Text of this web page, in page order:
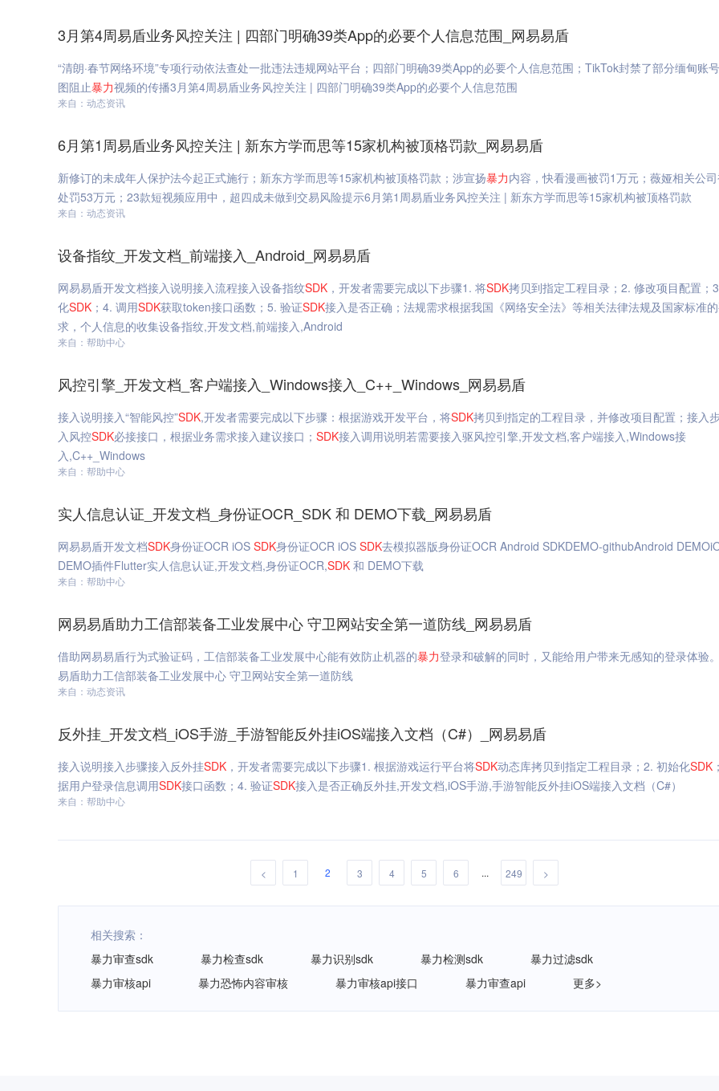
3月第4周易盾业务风控关注 | 四部门明确39类App的必要个人信息范围_网易易盾
“清朗·春节网络环境”专项行动依法查处一批违法违规网站平台；四部门明确39类App的必要个人信息范围；TikTok封禁了部分缅甸账
图阻止暴力视频的传播3月第4周易盾业务风控关注 | 四部门明确39类App的必要个人信息范围
来自：动态资讯
6月第1周易盾业务风控关注 | 新东方学而思等15家机构被顶格罚款_网易易盾
新修订的未成年人保护法今起正式施行；新东方学而思等15家机构被顶格罚款；涉宣扬暴力内容，快看漫画被罚1万元；薇娅相关公
处罚53万元；23款短视频应用中，超四成未做到交易风险提示6月第1周易盾业务风控关注 | 新东方学而思等15家机构被顶格罚款
来自：动态资讯
设备指纹_开发文档_前端接入_Android_网易易盾
网易易盾开发文档接入说明接入流程接入设备指纹SDK ，开发者需要完成以下步骤1. 将SDK拷贝到指定工程目录；2. 修改项目配置；
化SDK ；4. 调用SDK获取token接口函数；5. 验证SDK接入是否正确；法规需求根据我国《网络安全法》等相关法律法规及国家标准
求，个人信息的收集设备指纹,开发文档,前端接入,Android
来自：帮助中心
风控引擎_开发文档_客户端接入_Windows接入_C++_Windows_网易易盾
接入说明接入“智能风控”SDK,开发者需要完成以下步骤：根据游戏开发平台，将SDK拷贝到指定的工程目录，并修改项目配置；接入
入风控SDK必接接口，根据业务需求接入建议接口； SDK接入调用说明若需要接入驱风控引擎,开发文档,客户端接入,Windows接
入,C++_Windows
来自：帮助中心
实人信息认证_开发文档_身份证OCR_SDK 和 DEMO下载_网易易盾
网易易盾开发文档SDK身份证OCR iOS SDK身份证OCR iOS SDK去模拟器版身份证OCR Android SDKDEMO-githubAndroid
DEMO插件Flutter实人信息认证,开发文档,身份证OCR,SDK 和 DEMO下载
来自：帮助中心
网易易盾助力工信部装备工业发展中心 守卫网站安全第一道防线_网易易盾
借助网易易盾行为式验证码，工信部装备工业发展中心能有效防止机器的暴力登录和破解的同时，又能给用户带来无感知的登录体验
易盾助力工信部装备工业发展中心 守卫网站安全第一道防线
来自：动态资讯
反外挂_开发文档_iOS手游_手游智能反外挂iOS端接入文档（C#）_网易易盾
接入说明接入步骤接入反外挂SDK ，开发者需要完成以下步骤1. 根据游戏运行平台将SDK动态库拷贝到指定工程目录；2. 初始化SDK
据用户登录信息调用SDK接口函数；4. 验证SDK接入是否正确反外挂,开发文档,iOS手游,手游智能反外挂iOS端接入文档（C#）
来自：帮助中心
< 1 2 3 4 5 6 ... 249 >
相关搜索：
暴力审查sdk
暴力检查sdk 暴力识别sdk 暴力检测sdk
暴力过滤sdk
暴力审核api
暴力恐怖内容审核 暴力审核api接口 暴力审查api 更多>